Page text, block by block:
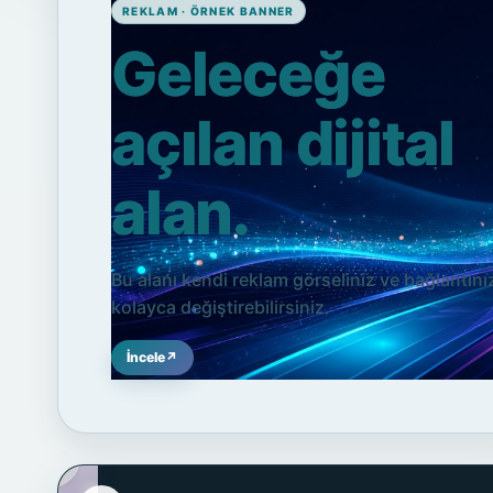
REKLAM · ÖRNEK BANNER
Geleceğe
açılan dijital
alan.
Bu alanı kendi reklam görseliniz ve
kolayca değiştirebilirsiniz.
İncele↗